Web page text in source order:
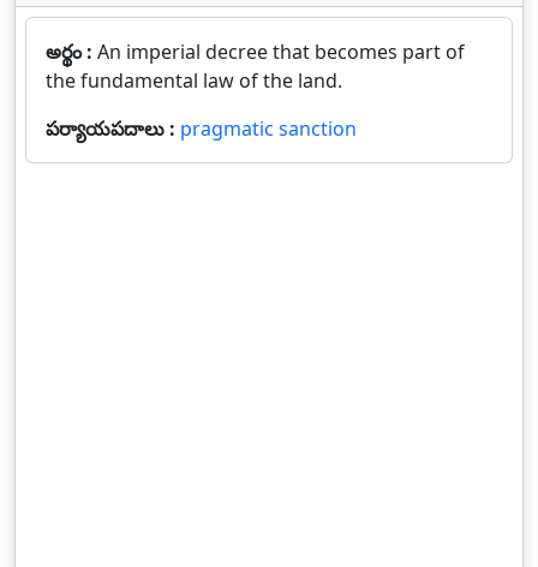
అర్థం : An imperial decree that becomes part of
the fundamental law of the land.
పర్యాయపదాలు : pragmatic sanction